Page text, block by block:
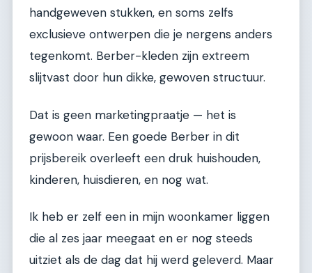
handgeweven stukken, en soms zelfs
exclusieve ontwerpen die je nergens anders
tegenkomt. Berber-kleden zijn extreem
slijtvast door hun dikke, gewoven structuur.
Dat is geen marketingpraatje — het is
gewoon waar. Een goede Berber in dit
prijsbereik overleeft een druk huishouden,
kinderen, huisdieren, en nog wat.
Ik heb er zelf een in mijn woonkamer liggen
die al zes jaar meegaat en er nog steeds
uitziet als de dag dat hij werd geleverd. Maar